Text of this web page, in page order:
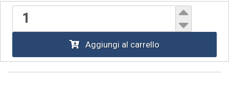
Aggiungi al carrello